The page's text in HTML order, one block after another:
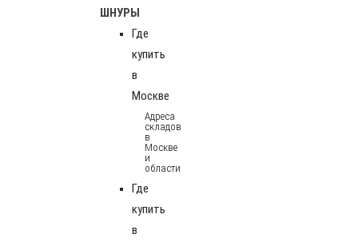
ШНУРЫ
Где
купить
в
Москве
Адреса
складов
в
Москве
и
области
Где
купить
в